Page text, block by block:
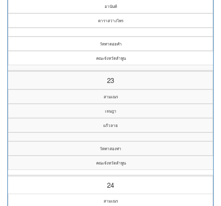
อานันท์
ดาราสว่างไพร
วัดทาดอยคำ
คณะจังหวัดลำพูน
23
สามเณร
เจษฎา
แก้วลาย
วัดทาสองท่า
คณะจังหวัดลำพูน
24
สามเณร